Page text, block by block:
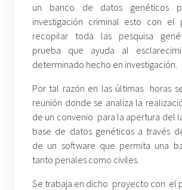
un banco de datos genéticos
investigación criminal esto con el
recopilar toda las pesquisa
prueba que ayuda al
determinado hecho en investigación.
Por tal razón en las últimas horas
reunión donde se analiza la
de un convenio para la apertura del
base de datos genéticos a través
de un software que permita una
tanto penales como civiles.
Se trabaja en dicho proyecto con el